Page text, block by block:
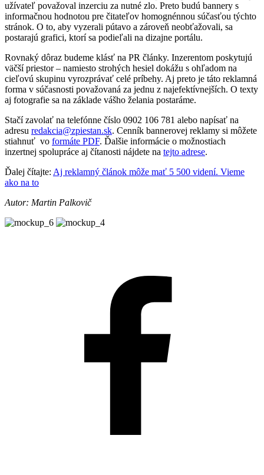
užívateľ považoval inzerciu za nutné zlo. Preto budú bannery s
informačnou hodnotou pre čitateľov homognénnou súčasťou týchto
stránok. O to, aby vyzerali pútavo a zároveň neobťažovali, sa
postarajú grafici, ktorí sa podieľali na dizajne portálu.
Rovnaký dôraz budeme klásť na PR články. Inzerentom poskytujú
väčší priestor – namiesto strohých hesiel dokážu s ohľadom na
cieľovú skupinu vyrozprávať celé príbehy. Aj preto je táto reklamná
forma v súčasnosti považovaná za jednu z najefektívnejších. O texty
aj fotografie sa na základe vášho želania postaráme.
Stačí zavolať na telefónne číslo 0902 106 781 alebo napísať na
adresu redakcia@zpiestan.sk. Cenník bannerovej reklamy si môžete
stiahnuť vo formáte PDF. Ďalšie informácie o možnostiach
inzertnej spolupráce aj čítanosti nájdete na tejto adrese.
Ďalej čítajte: Aj reklamný článok môže mať 5 500 videní. Vieme
ako na to
Autor: Martin Palkovič